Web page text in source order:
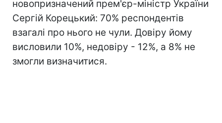
новопризначений прем'єр-міністр України
Сергій Корецький: 70% респондентів
взагалі про нього не чули. Довіру йому
висловили 10%, недовіру - 12%, а 8% не
змогли визначитися.